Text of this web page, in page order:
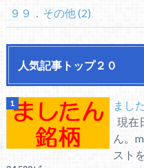
９９．その他(2)
人気記事トップ２０
まし
現在
ん。
スト